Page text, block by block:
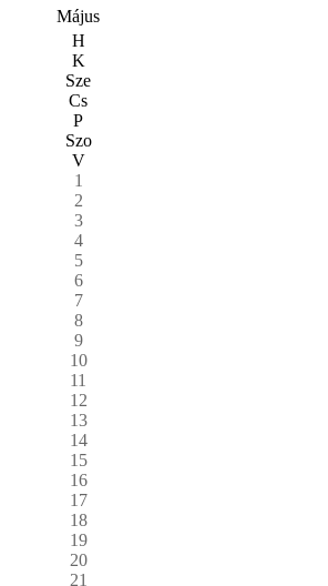
Május
H
K
Sze
Cs
P
Szo
V
1
2
3
4
5
6
7
8
9
10
11
12
13
14
15
16
17
18
19
20
21